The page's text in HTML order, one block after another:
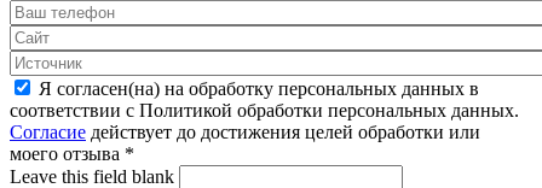
Я согласен(на) на обработку персональных данных в
соответствии с Политикой обработки персональных данных.
Согласие действует до достижения целей обработки или
моего отзыва *
Leave this field blank